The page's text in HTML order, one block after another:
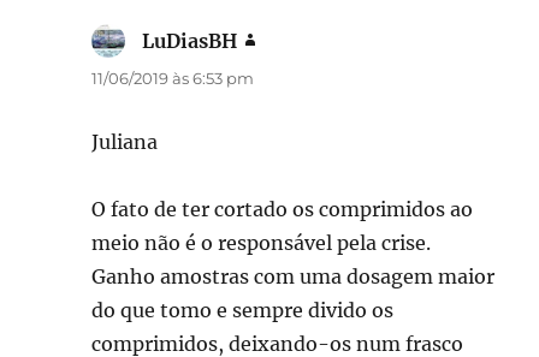
LuDiasBH
11/06/2019 às 6:53 pm
Juliana
O fato de ter cortado os comprimidos ao
meio não é o responsável pela crise.
Ganho amostras com uma dosagem maior
do que tomo e sempre divido os
comprimidos, deixando-os num frasco